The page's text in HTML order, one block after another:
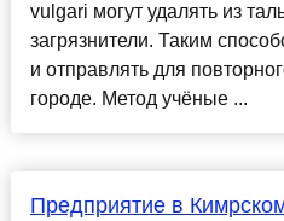
vulgari могут удалять из
загрязнители. Таким
и отправлять для
городе. Метод учёные ...
Предприятие в